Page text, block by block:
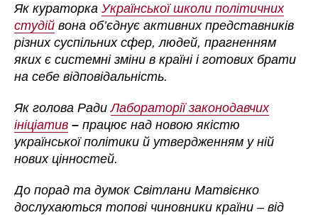
Як кураторкаУкраїнської школи політичних
студій вона об’єднує активних представників
різних суспільних сфер, людей, прагненням
яких є системні зміни в країні і готових брати
на себе відповідальність.
Як голова РадиЛабораторії законодавчих
ініціатив – працює над новою якістю
української політики й утвердженням у ній
нових цінностей.
До порад та думок Світлани Матвієнко
дослухаються топові чиновники країни – від